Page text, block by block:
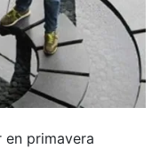
en primavera